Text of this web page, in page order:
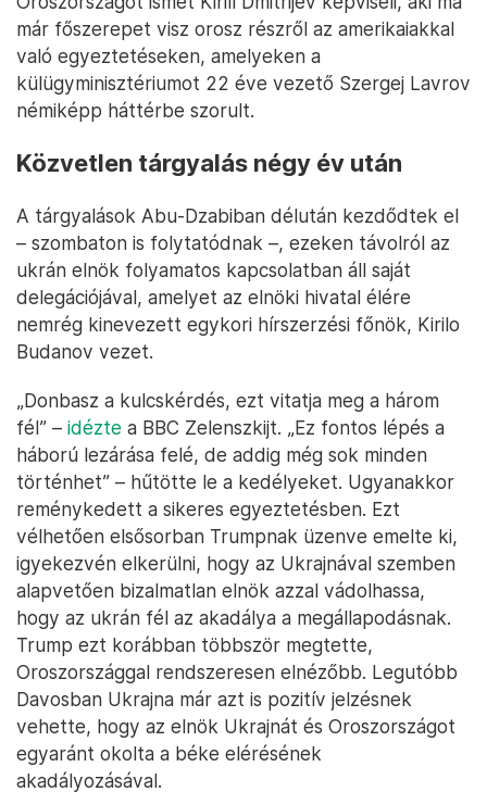
már főszerepet visz orosz részről az amerikaiakkal
való egyeztetéseken, amelyeken a
külügyminisztériumot 22 éve vezető Szergej Lavrov
némiképp háttérbe szorult.
Közvetlen tárgyalás négy év után
A tárgyalások Abu-Dzabiban délután kezdődtek el
– szombaton is folytatódnak –, ezeken távolról az
ukrán elnök folyamatos kapcsolatban áll saját
delegációjával, amelyet az elnöki hivatal élére
nemrég kinevezett egykori hírszerzési főnök, Kirilo
Budanov vezet.
„Donbasz a kulcskérdés, ezt vitatja meg a három
fél” – idézte a BBC Zelenszkijt. „Ez fontos lépés a
háború lezárása felé, de addig még sok minden
történhet” – hűtötte le a kedélyeket. Ugyanakkor
reménykedett a sikeres egyeztetésben. Ezt
vélhetően elsősorban Trumpnak üzenve emelte ki,
igyekezvén elkerülni, hogy az Ukrajnával szemben
alapvetően bizalmatlan elnök azzal vádolhassa,
hogy az ukrán fél az akadálya a megállapodásnak.
Trump ezt korábban többször megtette,
Oroszországgal rendszeresen elnézőbb. Legutóbb
Davosban Ukrajna már azt is pozitív jelzésnek
vehette, hogy az elnök Ukrajnát és Oroszországot
egyaránt okolta a béke elérésének
akadályozásával.